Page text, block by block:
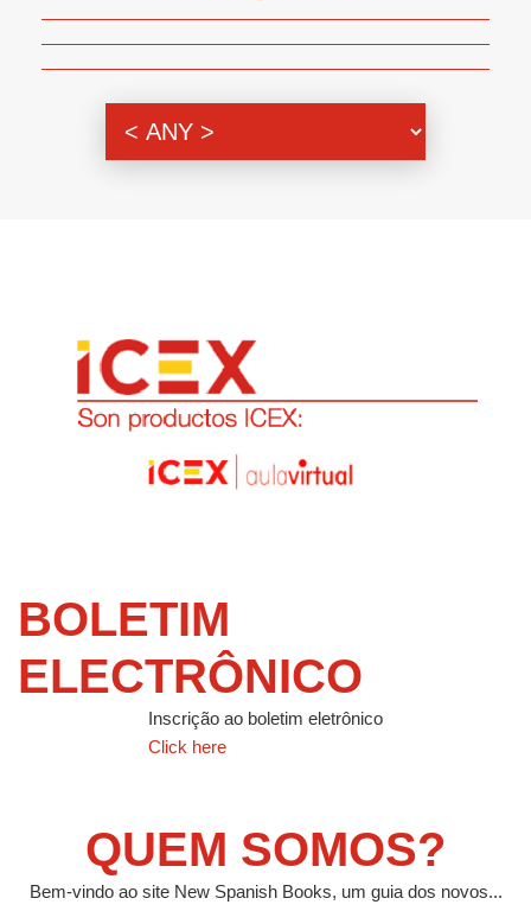
BOLETIM
ELECTRÔNICO
Inscrição ao boletim eletrônico
Click here
QUEM SOMOS?
Bem-vindo ao site New Spanish Books, um guia dos novos...